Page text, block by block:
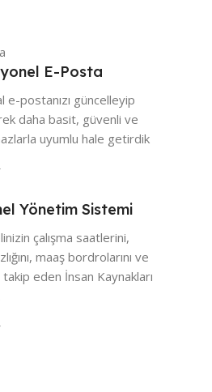
E-Posta
e-postanızı güncelleyip
daha basit, güvenli ve
uyumlu hale getirdik
Yönetim Sistemi
çalışma saatlerini,
maaş bordrolarını ve
eden İnsan Kaynakları